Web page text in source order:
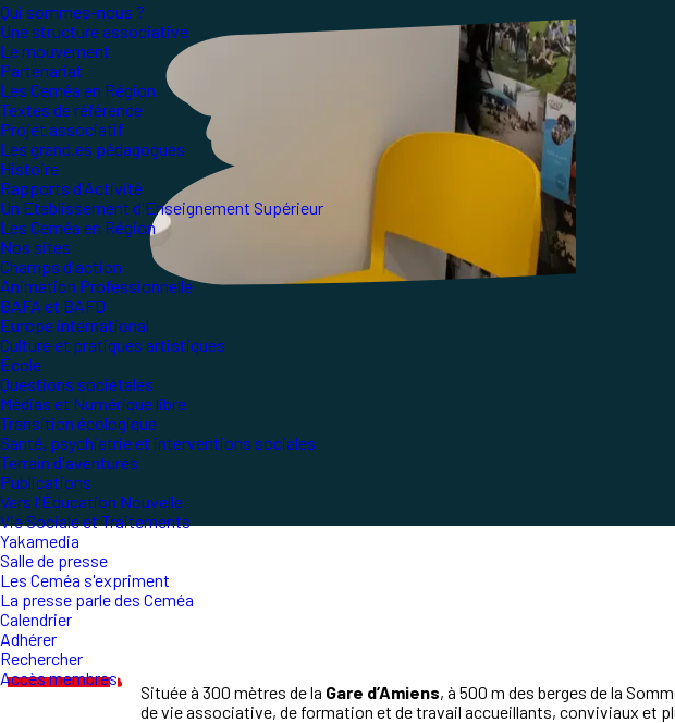
Qui sommes-nous ?
Une structure associative
Le mouvement
Partenariat
Les Ceméa en Région
Textes de référence
Projet associatif
Les grand.es pédagogues
Histoire
Rapports d'Activité
Un Etablissement d'Enseignement Supérieur
Les Ceméa en Région
Nos sites
Champs d'action
Animation Professionnelle
BAFA et BAFD
Europe international
Culture et pratiques artistiques
École
Questions sociétales
Médias et Numérique libre
Transition écologique
Santé, psychiatrie et interventions sociales
Terrain d'aventures
Publications
Vers l'Éducation Nouvelle
Vie Sociale et Traitements
Yakamedia
Salle de presse
Les Ceméa s'expriment
La presse parle des Ceméa
Calendrier
Adhérer
Rechercher
Accès membres
Située à 300 mètres de la Gare d’Amiens, à 500 m des berges de la
de vie associative, de formation et de travail accueillants, conviviaux et